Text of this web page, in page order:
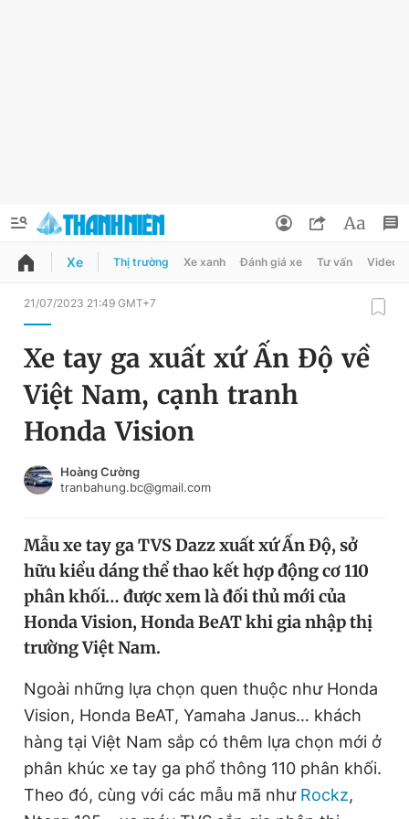
QUẢNG CÁO
Chuyên mục
Chuyên mục khác
Chào ngày mới
Video Magazine
Sản phẩm khác
Tiện ích Bạn cần biết
Thông tin tòa soạn Liên hệ quảng cáo
Đổi mật khẩu
Tin đã lưu
Xe Thị trường Xe xanh Đánh giá xe Tư vấn Video
21/07/2023 21:49 GMT+7
Xe tay ga xuất xứ Ấn Độ về
Việt Nam, cạnh tranh
Honda Vision
Hoàng Cường
tranbahung.bc@gmail.com
Mẫu xe tay ga TVS Dazz xuất xứ Ấn Độ, sở
hữu kiểu dáng thể thao kết hợp động cơ 110
phân khối… được xem là đối thủ mới của
Honda Vision, Honda BeAT khi gia nhập thị
trường Việt Nam.
Ngoài những lựa chọn quen thuộc như Honda
Vision, Honda BeAT, Yamaha Janus… khách
hàng tại Việt Nam sắp có thêm lựa chọn mới ở
phân khúc xe tay ga phổ thông 110 phân khối.
Theo đó, cùng với các mẫu mã như Rockz,